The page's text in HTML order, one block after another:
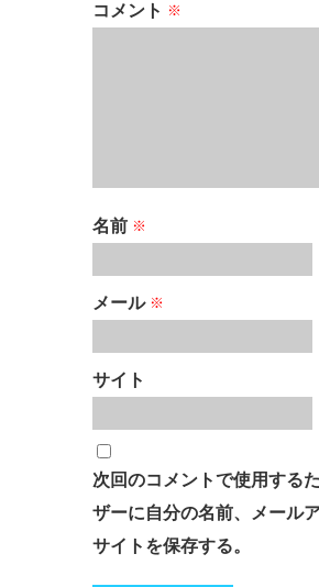
コメント ※
名前 ※
メール ※
サイト
次回のコメントで使用する
ザーに自分の名前、メールア
サイトを保存する。